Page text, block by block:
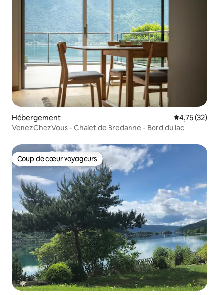
Hébergement Évaluation
4,75 (32)
VenezChezVous - Chalet de Bredanne - Bord du lac
Coup de cœur voyageurs
Coup de cœur voyageurs